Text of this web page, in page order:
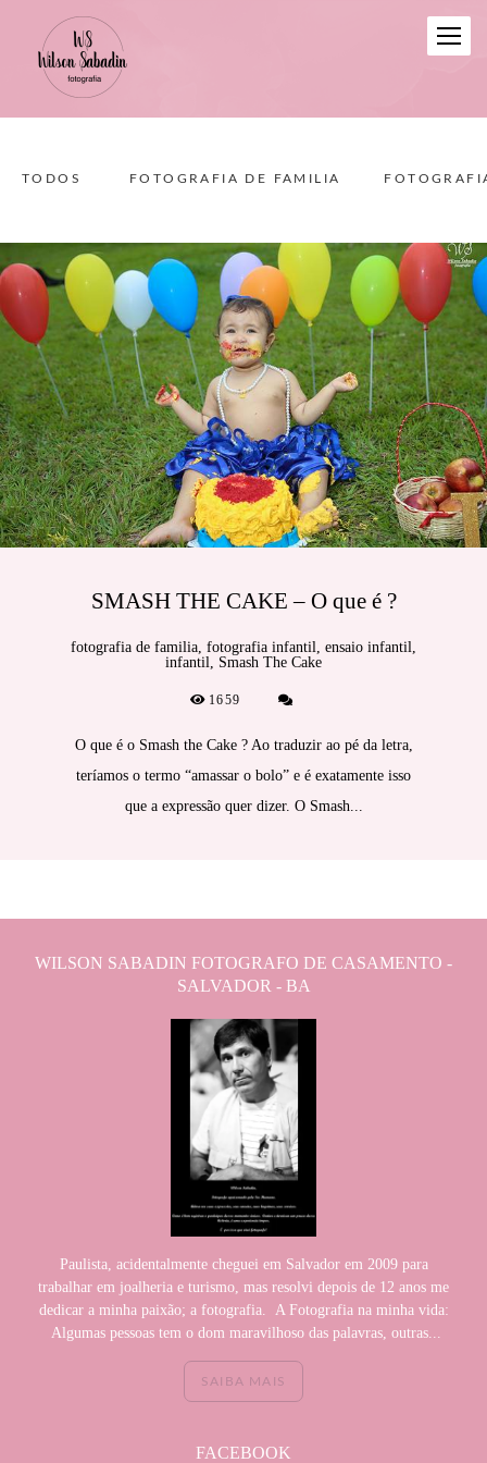
TODOS FOTOGRAFIA DE FAMILIA
SMASH THE CAKE – O que é ?
fotografia de familia, fotografia infantil, ensaio infantil,
infantil, Smash The Cake
1659
O que é o Smash the Cake ? Ao traduzir ao pé da letra,
teríamos o termo “amassar o bolo” e é exatamente isso
que a expressão quer dizer. O Smash...
WILSON SABADIN FOTOGRAFO DE CASAMENTO -
SALVADOR - BA
Paulista, acidentalmente cheguei em Salvador em 2009 para
trabalhar em joalheria e turismo, mas resolvi depois de 12 anos me
dedicar a minha paixão; a fotografia. A Fotografia na minha vida:
Algumas pessoas tem o dom maravilhoso das palavras, outras...
SAIBA MAIS
FACEBOOK